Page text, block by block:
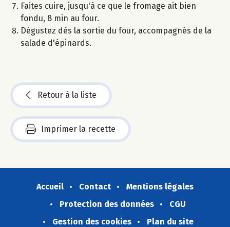
Faites cuire, jusqu'à ce que le fromage ait bien
fondu, 8 min au four.
Dégustez dès la sortie du four, accompagnés de la
salade d'épinards.
Retour à la liste
Imprimer la recette
Accueil Contact
Mentions légales
Protection des données
CGU
Gestion des cookies
Plan du site